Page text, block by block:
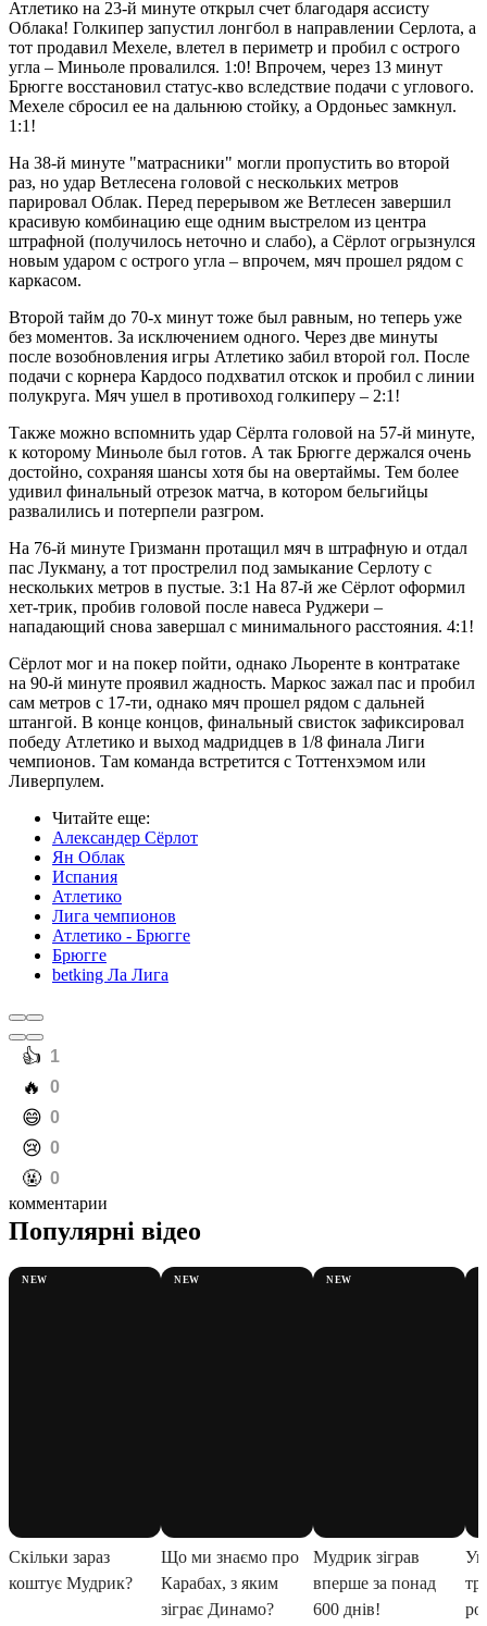
Атлетико на 23-й минуте открыл счет благодаря ассисту
Облака! Голкипер запустил лонгбол в направлении Серлота, а
тот продавил Мехеле, влетел в периметр и пробил с острого
угла – Миньоле провалился. 1:0! Впрочем, через 13 минут
Брюгге восстановил статус-кво вследствие подачи с углового.
Мехеле сбросил ее на дальнюю стойку, а Ордоньес замкнул.
1:1!
На 38-й минуте "матрасники" могли пропустить во второй
раз, но удар Ветлесена головой с нескольких метров
парировал Облак. Перед перерывом же Ветлесен завершил
красивую комбинацию еще одним выстрелом из центра
штрафной (получилось неточно и слабо), а Сёрлот огрызнулся
новым ударом с острого угла – впрочем, мяч прошел рядом с
каркасом.
Второй тайм до 70-х минут тоже был равным, но теперь уже
без моментов. За исключением одного. Через две минуты
после возобновления игры Атлетико забил второй гол. После
подачи с корнера Кардосо подхватил отскок и пробил с линии
полукруга. Мяч ушел в противоход голкиперу – 2:1!
Также можно вспомнить удар Сёрлта головой на 57-й минуте,
к которому Миньоле был готов. А так Брюгге держался очень
достойно, сохраняя шансы хотя бы на овертаймы. Тем более
удивил финальный отрезок матча, в котором бельгийцы
развалились и потерпели разгром.
На 76-й минуте Гризманн протащил мяч в штрафную и отдал
пас Лукману, а тот прострелил под замыкание Серлоту с
нескольких метров в пустые. 3:1 На 87-й же Сёрлот оформил
хет-трик, пробив головой после навеса Руджери –
нападающий снова завершал с минимального расстояния. 4:1!
Сёрлот мог и на покер пойти, однако Льоренте в контратаке
на 90-й минуте проявил жадность. Маркос зажал пас и пробил
сам метров с 17-ти, однако мяч прошел рядом с дальней
штангой. В конце концов, финальный свисток зафиксировал
победу Атлетико и выход мадридцев в 1/8 финала Лиги
чемпионов. Там команда встретится с Тоттенхэмом или
Ливерпулем.
Читайте еще:
Александер Сёрлот
Ян Облак
Испания
Атлетико
Лига чемпионов
Атлетико - Брюгге
Брюгге
betking Ла Лига
️👍 1
️🔥 0
️😄 0
️😢 0
️🤬 0
комментарии